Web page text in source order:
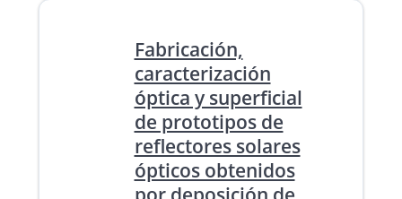
Fabricación,
caracterización
óptica y superficial
de prototipos de
reflectores solares
ópticos obtenidos